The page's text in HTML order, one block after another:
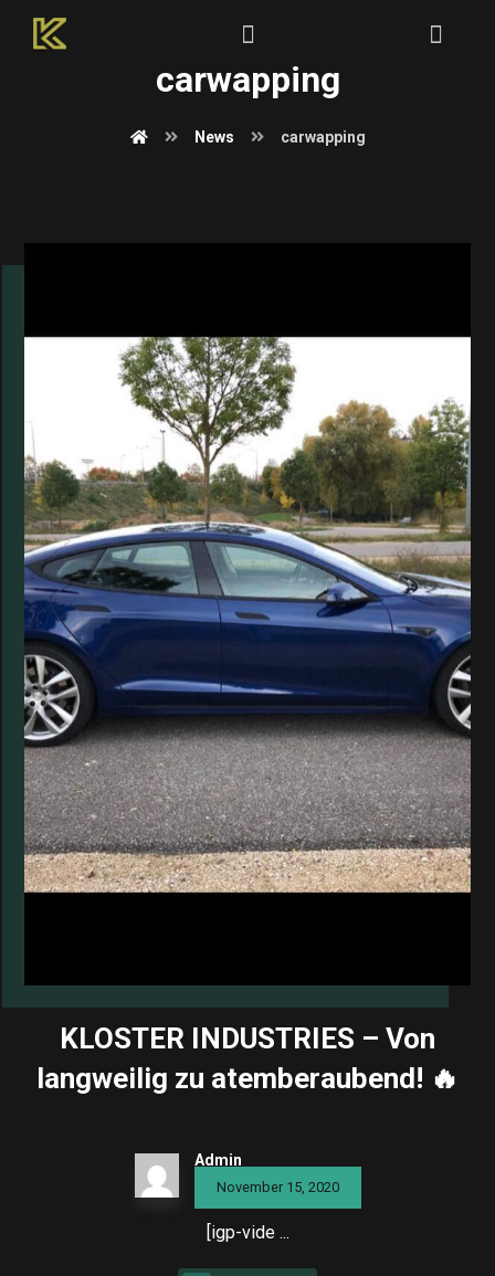
carwapping
News carwapping
KLOSTER INDUSTRIES – Von
langweilig zu atemberaubend! 🔥
Admin
November 15, 2020
[igp-vide ...